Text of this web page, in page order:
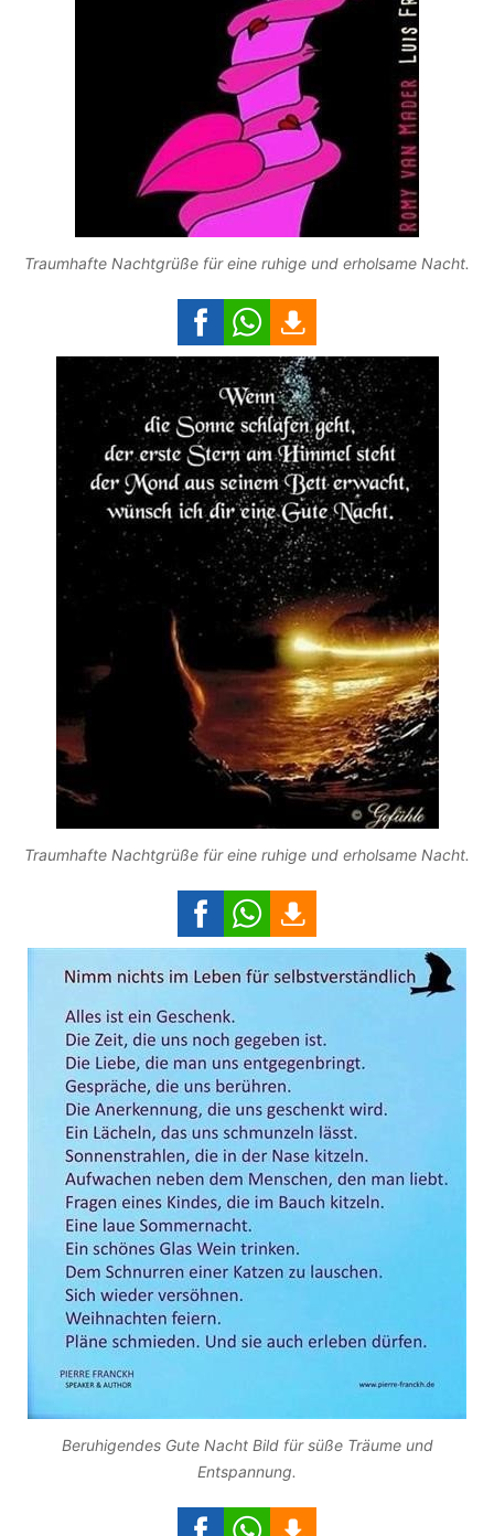
Traumhafte Nachtgrüße für eine ruhige und erholsame Nacht.
Traumhafte Nachtgrüße für eine ruhige und erholsame Nacht.
Beruhigendes Gute Nacht Bild für süße Träume und
Entspannung.